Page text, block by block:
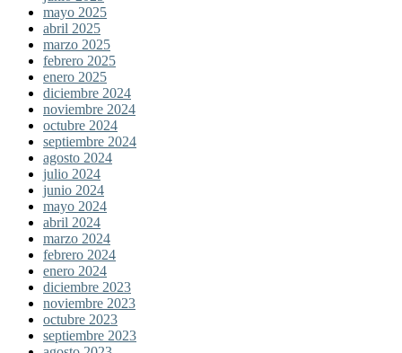
mayo 2025
abril 2025
marzo 2025
febrero 2025
enero 2025
diciembre 2024
noviembre 2024
octubre 2024
septiembre 2024
agosto 2024
julio 2024
junio 2024
mayo 2024
abril 2024
marzo 2024
febrero 2024
enero 2024
diciembre 2023
noviembre 2023
octubre 2023
septiembre 2023